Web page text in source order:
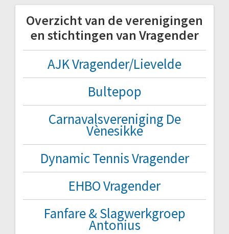
Overzicht van de verenigingen
en stichtingen van Vragender
AJK Vragender/Lievelde
Bultepop
Carnavalsvereniging De
Vènesikke
Dynamic Tennis Vragender
EHBO Vragender
Fanfare & Slagwerkgroep
Antonius